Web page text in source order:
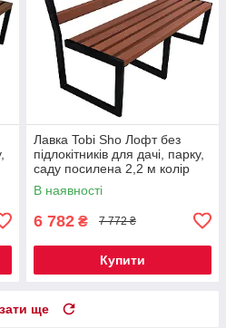
Лавка Tobi Sho Лофт без
підлокітників для дачі, парку,
саду посилена 2,2 м колір
черешня
В наявності
6 782 ₴ 7 772 ₴
Купити
ще